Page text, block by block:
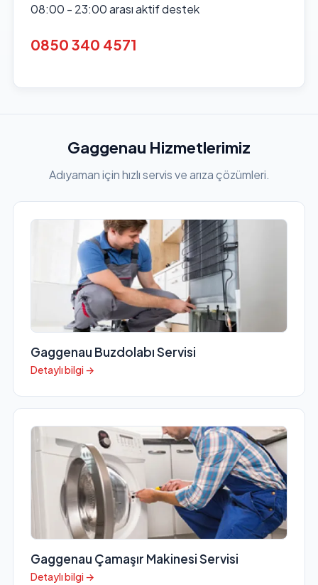
08:00 - 23:00 arası aktif destek
0850 340 4571
Gaggenau Hizmetlerimiz
Adıyaman için hızlı servis ve arıza çözümleri.
Gaggenau Buzdolabı Servisi
Detaylı bilgi →
Gaggenau Çamaşır Makinesi Servisi
Detaylı bilgi →